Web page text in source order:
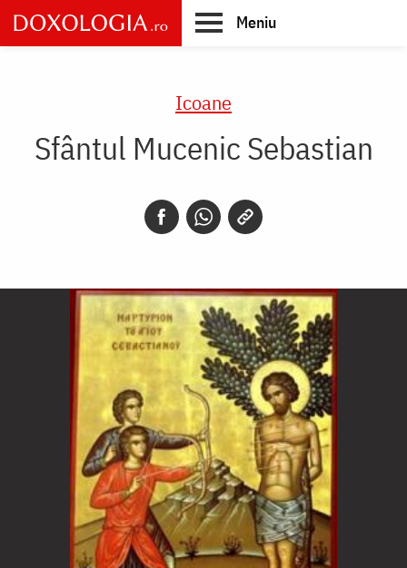
Skip
to
main
Meniu
Icoane
Sfântul Mucenic Sebastian